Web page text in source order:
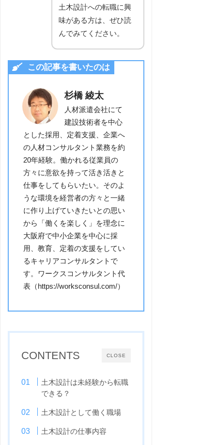
土木設計への転職に興
味がある方は、ぜひ読
んでみてください。
この記事を書いたのは
杉橋 綾太
人材派遣会社にて
建設技術者を中心
とした採用、定着支援、企業へ
の人材コンサルタント業務を約
20年経験。働かれる従業員の
方々に意欲を持って活き活きと
仕事をしてもらいたい。そのよ
うな環境を経営者の方々と一緒
に作り上げていきたいとの思い
から「働くを楽しく」を理念に
大阪府で中小企業を中心に採
用、教育、定着の支援をしてい
るキャリアコンサルタントで
す。ワークスコンサルタント代
表（https://worksconsul.com/）
CLOSE
CONTENTS
土木設計は未経験から転職
できる？
土木設計として働く職場
土木設計の仕事内容